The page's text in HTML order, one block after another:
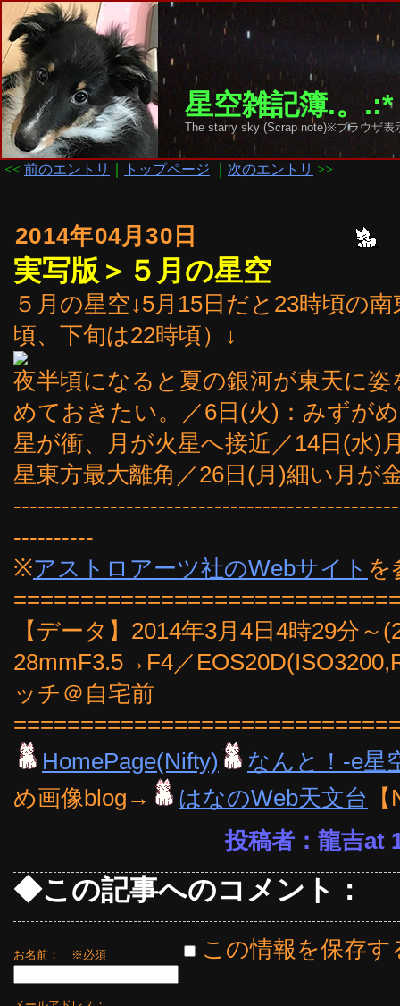
星空雑記簿.。
The starry sky (Scrap note)※ブラウザ
<< 前のエントリ トップページ 次のエントリ >>
2014年04月30日
実写版＞５月の星空
５月の星空↓5月15日だと23時頃の
頃、下旬は22時頃）↓
夜半頃になると夏の銀河が東天に
めておきたい。／6日(火)：みずが
星が衝、月が火星へ接近／14日(水)
星東方最大離角／26日(月)細い月が
----------
※アストロアーツ社のWebサイト
【データ】2014年3月4日4時29分
28mmF3.5→F4／
ッチ＠自宅前
HomePage(Nifty)
なんと！-e星
め画像blog→
はなのWeb天文台
投稿者：龍吉at
◆この記事へのコメント：
お名前： ※必須 この情報を保存す